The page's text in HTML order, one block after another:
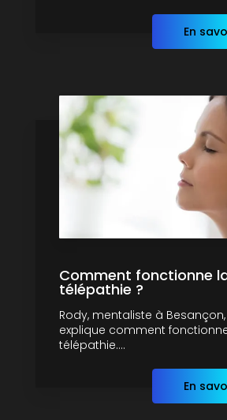
En
Comment fonctionne
télépathie ?
Rody, mentaliste à
explique comment
télépathie....
En